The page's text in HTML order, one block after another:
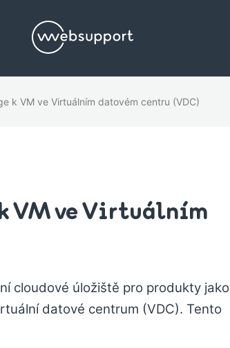
k VM ve Virtuálním datovém centru (VDC)
VM ve Virtuálním
cloudové úložiště pro produkty jako
datové centrum (VDC). Tento